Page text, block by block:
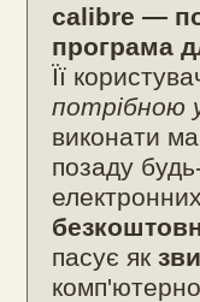
calibre —
програма
Її
потрібною
виконати
позаду
пасує як